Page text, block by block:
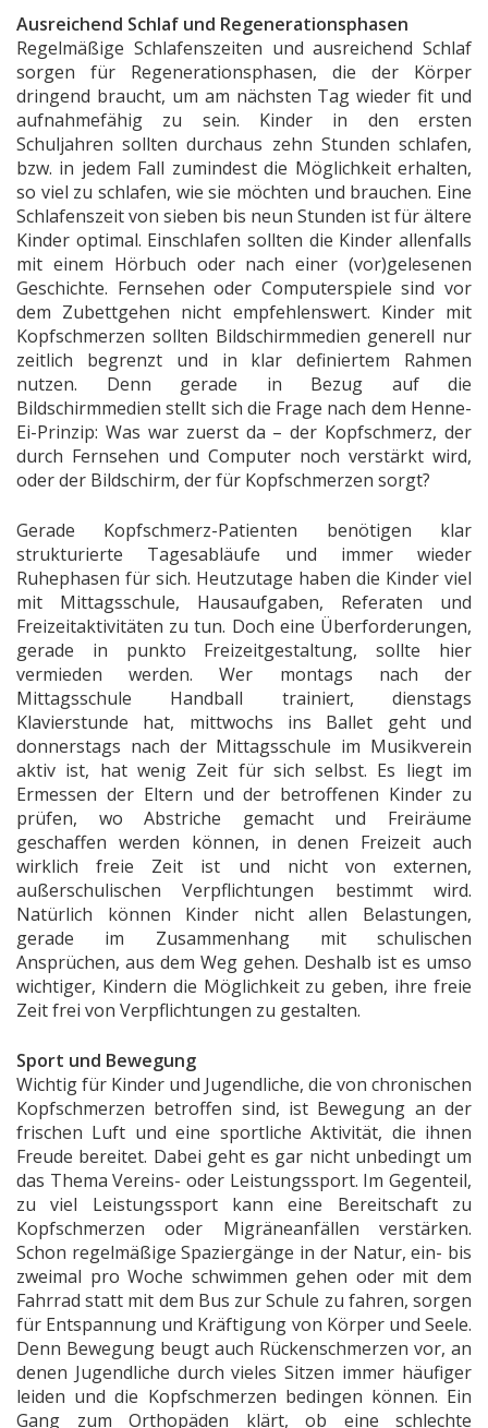
Ausreichend Schlaf und Regenerationsphasen
Regelmäßige Schlafenszeiten und ausreichend Schlaf
sorgen für Regenerationsphasen, die der Körper
dringend braucht, um am nächsten Tag wieder fit und
aufnahmefähig zu sein. Kinder in den ersten
Schuljahren sollten durchaus zehn Stunden schlafen,
bzw. in jedem Fall zumindest die Möglichkeit erhalten,
so viel zu schlafen, wie sie möchten und brauchen. Eine
Schlafenszeit von sieben bis neun Stunden ist für ältere
Kinder optimal. Einschlafen sollten die Kinder allenfalls
mit einem Hörbuch oder nach einer (vor)gelesenen
Geschichte. Fernsehen oder Computerspiele sind vor
dem Zubettgehen nicht empfehlenswert. Kinder mit
Kopfschmerzen sollten Bildschirmmedien generell nur
zeitlich begrenzt und in klar definiertem Rahmen
nutzen. Denn gerade in Bezug auf die
Bildschirmmedien stellt sich die Frage nach dem Henne-
Ei-Prinzip: Was war zuerst da – der Kopfschmerz, der
durch Fernsehen und Computer noch verstärkt wird,
oder der Bildschirm, der für Kopfschmerzen sorgt?
Gerade Kopfschmerz-Patienten benötigen klar
strukturierte Tagesabläufe und immer wieder
Ruhephasen für sich. Heutzutage haben die Kinder viel
mit Mittagsschule, Hausaufgaben, Referaten und
Freizeitaktivitäten zu tun. Doch eine Überforderungen,
gerade in punkto Freizeitgestaltung, sollte hier
vermieden werden. Wer montags nach der
Mittagsschule Handball trainiert, dienstags
Klavierstunde hat, mittwochs ins Ballet geht und
donnerstags nach der Mittagsschule im Musikverein
aktiv ist, hat wenig Zeit für sich selbst. Es liegt im
Ermessen der Eltern und der betroffenen Kinder zu
prüfen, wo Abstriche gemacht und Freiräume
geschaffen werden können, in denen Freizeit auch
wirklich freie Zeit ist und nicht von externen,
außerschulischen Verpflichtungen bestimmt wird.
Natürlich können Kinder nicht allen Belastungen,
gerade im Zusammenhang mit schulischen
Ansprüchen, aus dem Weg gehen. Deshalb ist es umso
wichtiger, Kindern die Möglichkeit zu geben, ihre freie
Zeit frei von Verpflichtungen zu gestalten.
Sport und Bewegung
Wichtig für Kinder und Jugendliche, die von chronischen
Kopfschmerzen betroffen sind, ist Bewegung an der
frischen Luft und eine sportliche Aktivität, die ihnen
Freude bereitet. Dabei geht es gar nicht unbedingt um
das Thema Vereins- oder Leistungssport. Im Gegenteil,
zu viel Leistungssport kann eine Bereitschaft zu
Kopfschmerzen oder Migräneanfällen verstärken.
Schon regelmäßige Spaziergänge in der Natur, ein- bis
zweimal pro Woche schwimmen gehen oder mit dem
Fahrrad statt mit dem Bus zur Schule zu fahren, sorgen
für Entspannung und Kräftigung von Körper und Seele.
Denn Bewegung beugt auch Rückenschmerzen vor, an
denen Jugendliche durch vieles Sitzen immer häufiger
leiden und die Kopfschmerzen bedingen können. Ein
Gang zum Orthopäden klärt, ob eine schlechte